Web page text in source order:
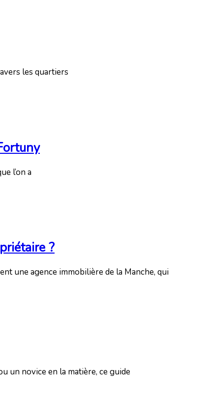
les quartiers
l’on a
?
une agence immobilière de la Manche, qui
un novice en la matière, ce guide